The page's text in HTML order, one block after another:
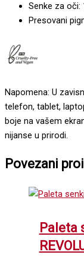
Senke za oči:
Presovani
Napomena: U
telefon, tablet,
boje na vašem
nijanse u prirodi.
Povezani
Paleta